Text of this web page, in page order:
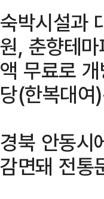
숙박시설과
원, 춘향테
액 무료로
당(한복대
경북 안동시
감면돼 전통